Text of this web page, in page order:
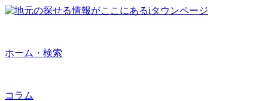
ホーム・検索
コラム